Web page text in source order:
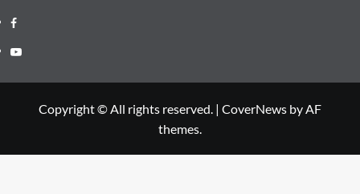
Facebook
Youtube
Copyright © All rights reserved. | CoverNews by AF
themes.